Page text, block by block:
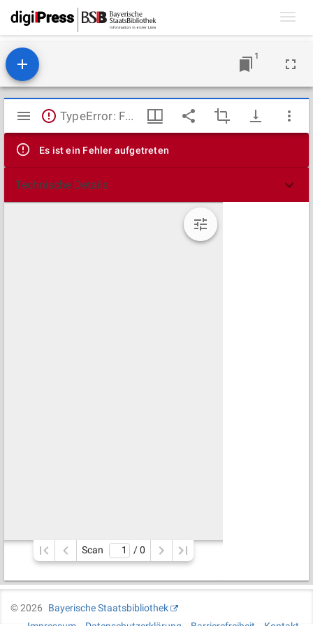
1
Mirador
Viewer
TypeError: Failed to fetch
Es ist ein Fehler aufgetreten
Technische Details
Scan / 0
©2026
Bayerische Staatsbibliothek